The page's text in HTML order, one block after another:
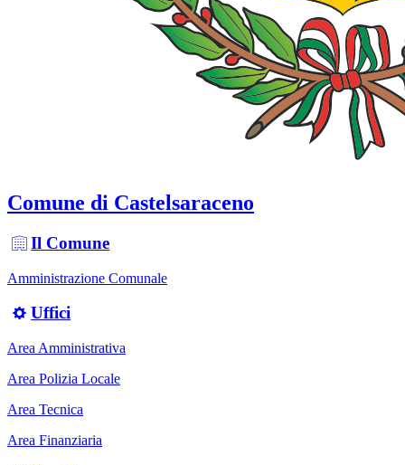
Comune di Castelsaraceno
Il Comune
Amministrazione Comunale
Uffici
Area Amministrativa
Area Polizia Locale
Area Tecnica
Area Finanziaria